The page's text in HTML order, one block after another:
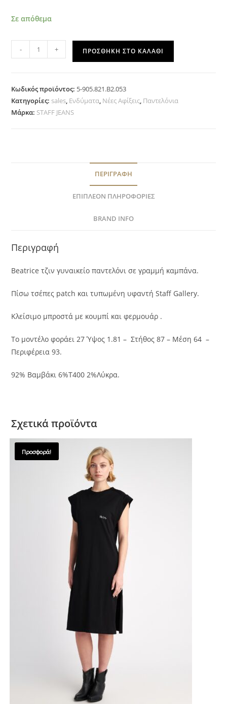
Σε απόθεμα
- + ΠΡΟΣΘΉΚΗ ΣΤΟ ΚΑΛΆΘΙ
Κωδικός προϊόντος: 5-905.821.B2.053
Κατηγορίες: sales, Ενδύματα, Νέες Αφίξεις, Παντελόνια
Μάρκα: STAFF JEANS
ΠΕΡΙΓΡΑΦΉ
ΕΠΙΠΛΈΟΝ ΠΛΗΡΟΦΟΡΊΕΣ
BRAND INFO
Περιγραφή
Beatrice τζιν γυναικείο παντελόνι σε γραμμή καμπάνα.
Πίσω τσέπες patch και τυπωμένη υφαντή Staff Gallery.
Κλείσιμο μπροστά με κουμπί και φερμουάρ .
Το μοντέλο φοράει 27 Ύψος 1.81 – Στήθος 87 – Μέση 64 –
Περιφέρεια 93.
92% Βαμβάκι 6%T400 2%Λύκρα.
Σχετικά προϊόντα
SALES !
Προσφορά!